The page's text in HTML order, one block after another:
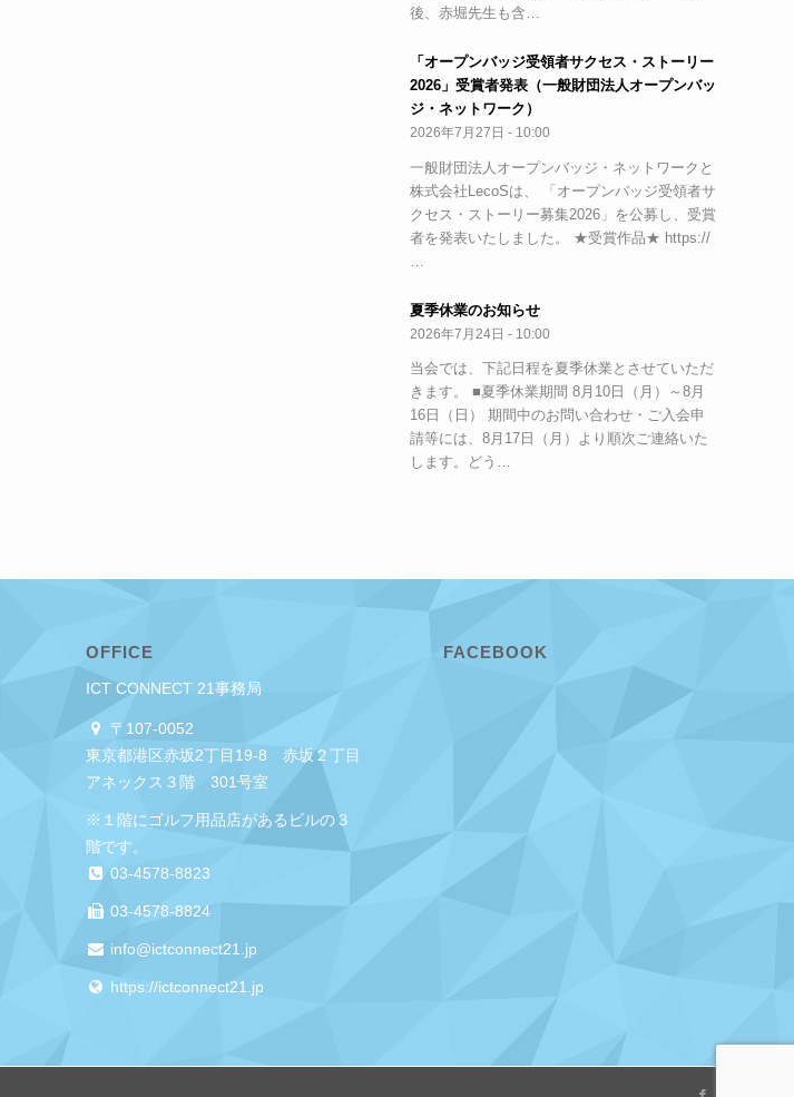
後、赤堀先生も含…
「オープンバッジ受領者サクセス・ストーリー
2026」受賞者発表（一般財団法人オープンバッ
ジ・ネットワーク）
2026年7月27日 - 10:00
一般財団法人オープンバッジ・ネットワークと
株式会社LecoSは、 「オープンバッジ受領者サ
クセス・ストーリー募集2026」を公募し、受賞
者を発表いたしました。 ★受賞作品★ https://
夏季休業のお知らせ
2026年7月24日 - 10:00
当会では、下記日程を夏季休業とさせていただ
きます。 ■夏季休業期間 8月10日（月）～8月
16日（日） 期間中のお問い合わせ・ご入会申
請等には、8月17日（月）より順次ご連絡いた
します。どう…
OFFICE
ICT CONNECT 21事務局
〒107-0052
東京都港区赤坂2丁目19-8 赤坂２丁目
アネックス３階 301号室
※１階にゴルフ用品店があるビルの３
階です。
03-4578-8823
03-4578-8824
info@ictconnect21.jp
https://ictconnect21.jp
FACEBOOK